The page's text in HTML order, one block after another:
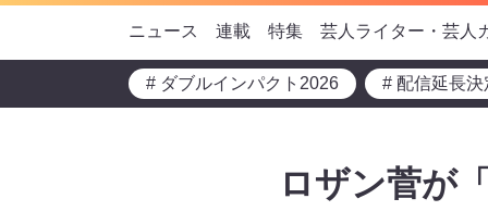
ニュース 連載 特集 芸人ライター・芸人
# ダブルインパクト2026 # 配信延長決
ロザン菅が